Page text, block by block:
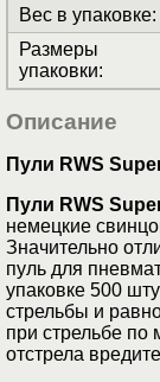
Вес в упаковке:
Размеры
упаковки:
Описание
Пули RWS
Пули RWS
немецкие
Значительно
пуль для
упаковке 500
стрельбы и
при стрельбе
отстрела